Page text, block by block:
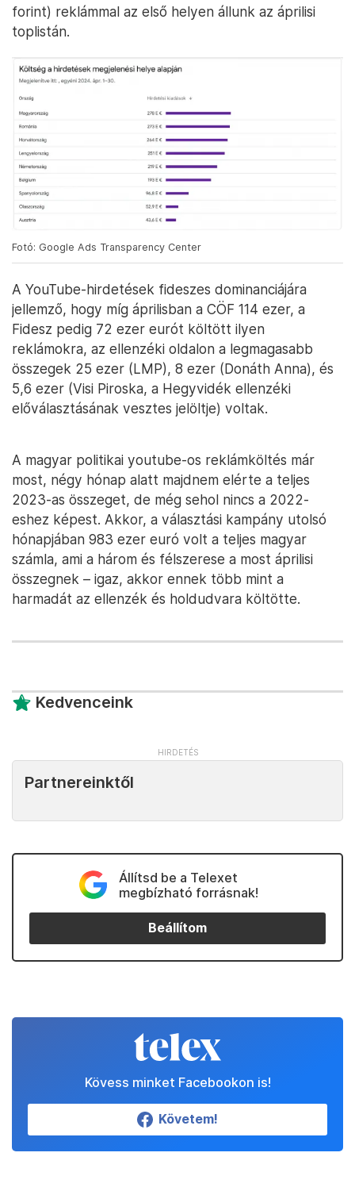
forint) reklámmal az első helyen állunk az áprilisi
toplistán.
Fotó: Google Ads Transparency Center
A YouTube-hirdetések fideszes dominanciájára
jellemző, hogy míg áprilisban a CÖF 114 ezer, a
Fidesz pedig 72 ezer eurót költött ilyen
reklámokra, az ellenzéki oldalon a legmagasabb
összegek 25 ezer (LMP), 8 ezer (Donáth Anna), és
5,6 ezer (Visi Piroska, a Hegyvidék ellenzéki
előválasztásának vesztes jelöltje) voltak.
A magyar politikai youtube-os reklámköltés már
most, négy hónap alatt majdnem elérte a teljes
2023-as összeget, de még sehol nincs a 2022-
eshez képest. Akkor, a választási kampány utolsó
hónapjában 983 ezer euró volt a teljes magyar
számla, ami a három és félszerese a most áprilisi
összegnek – igaz, akkor ennek több mint a
harmadát az ellenzék és holdudvara költötte.
Kedvenceink
Partnereinktől
Állítsd be a Telexet
megbízható forrásnak!
Beállítom
Kövess minket Facebookon is!
Követem!